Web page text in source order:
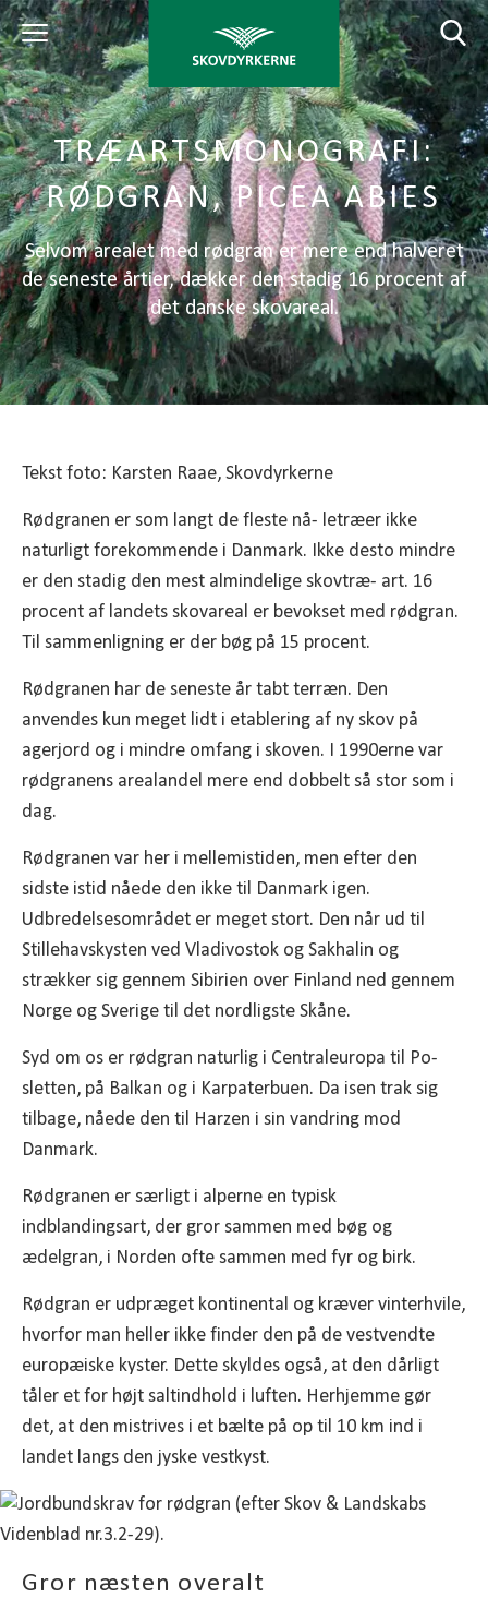
TRÆARTSMONOGRAFI:
RØDGRAN, PICEA ABIES
Selvom arealet med rødgran er mere end halveret
de seneste årtier, dækker den stadig 16 procent af
det danske skovareal.
Tekst foto: Karsten Raae, Skovdyrkerne
Rødgranen er som langt de fleste nå- letræer ikke
naturligt forekommende i Danmark. Ikke desto mindre
er den stadig den mest almindelige skovtræ- art. 16
procent af landets skovareal er bevokset med rødgran.
Til sammenligning er der bøg på 15 procent.
Rødgranen har de seneste år tabt terræn. Den
anvendes kun meget lidt i etablering af ny skov på
agerjord og i mindre omfang i skoven. I 1990erne var
rødgranens arealandel mere end dobbelt så stor som i
dag.
Rødgranen var her i mellemistiden, men efter den
sidste istid nåede den ikke til Danmark igen.
Udbredelsesområdet er meget stort. Den når ud til
Stillehavskysten ved Vladivostok og Sakhalin og
strækker sig gennem Sibirien over Finland ned gennem
Norge og Sverige til det nordligste Skåne.
Syd om os er rødgran naturlig i Centraleuropa til Po-
sletten, på Balkan og i Karpaterbuen. Da isen trak sig
tilbage, nåede den til Harzen i sin vandring mod
Danmark.
Rødgranen er særligt i alperne en typisk
indblandingsart, der gror sammen med bøg og
ædelgran, i Norden ofte sammen med fyr og birk.
Rødgran er udpræget kontinental og kræver vinterhvile,
hvorfor man heller ikke finder den på de vestvendte
europæiske kyster. Dette skyldes også, at den dårligt
tåler et for højt saltindhold i luften. Herhjemme gør
det, at den mistrives i et bælte på op til 10 km ind i
landet langs den jyske vestkyst.
Gror næsten overalt